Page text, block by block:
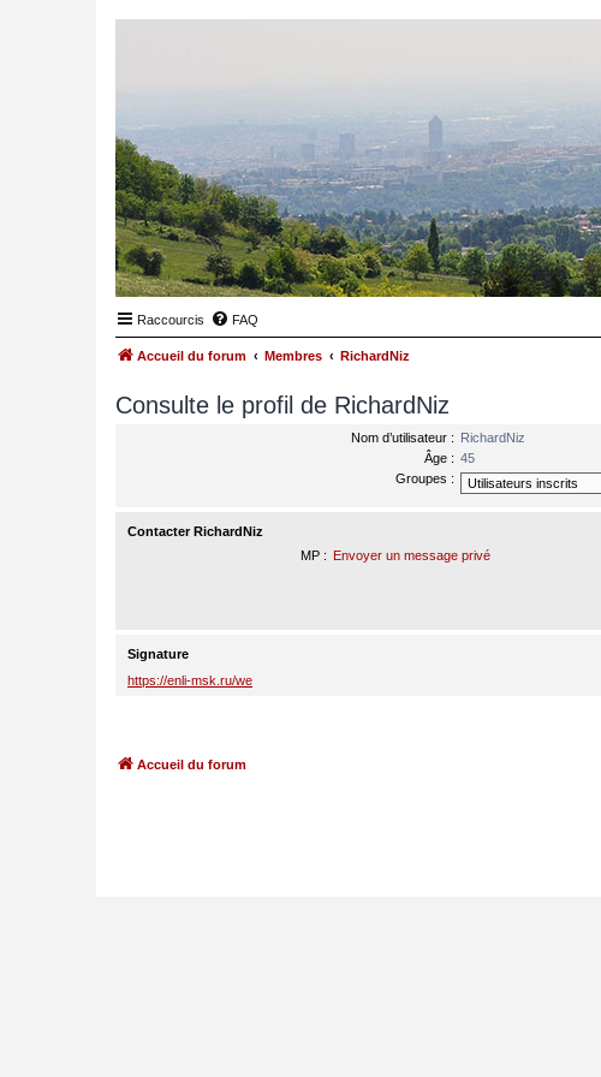
Raccourcis FAQ
Accueil du forum Membres RichardNiz
Consulte le profil de RichardNiz
Nom d’utilisateur : RichardNiz
Âge : 45
Groupes :
Contacter RichardNiz
MP : Envoyer un message privé
Signature
https://enli-msk.ru/we
Accueil du forum